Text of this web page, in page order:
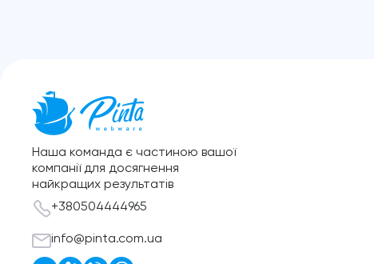
Наша команда є частиною вашої
компанії для досягнення
найкращих результатів
+380504444965
info@pinta.com.ua